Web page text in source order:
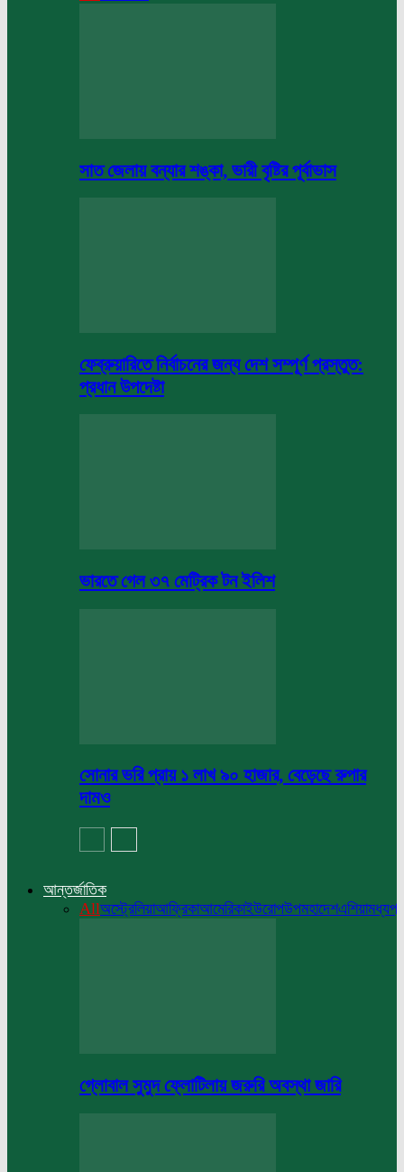
সাত জেলায় বন্যার শঙ্কা, ভারী বৃষ্টির পূর্বাভাস
ফেব্রুয়ারিতে নির্বাচনের জন্য দেশ সম্পূর্ণ প্রস্তুত:
প্রধান উপদেষ্টা
ভারতে গেল ৩৭ মেট্রিক টন ইলিশ
সোনার ভরি প্রায় ১ লাখ ৯০ হাজার, বেড়েছে রুপার
দামও
আন্তর্জাতিক
Allঅস্ট্রেলিয়াআফ্রিকাআমেরিকাইউরোপউপমহাদেশএশিয়া
গ্লোবাল সুমুদ ফ্লোটিলায় জরুরি অবস্থা জারি